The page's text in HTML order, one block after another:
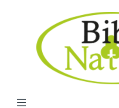
Zum Hauptinhalt springen